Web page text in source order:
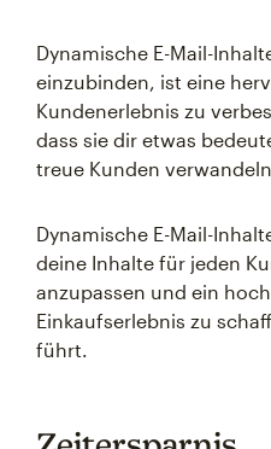
Dynamische E-Mail-
einzubinden, ist eine
Kundenerlebnis zu
dass sie dir etwas
treue Kunden
Dynamische E-Mail-
deine Inhalte für jeden
anzupassen und ein
Einkaufserlebnis zu
führt.